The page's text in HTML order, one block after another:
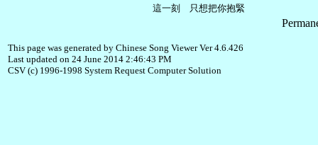
This page was generated by Chinese Song Viewer Ver 4.6.426
Last updated on 24 June 2014 2:46:43 PM
CSV (c) 1996-1998 System Request Computer Solution